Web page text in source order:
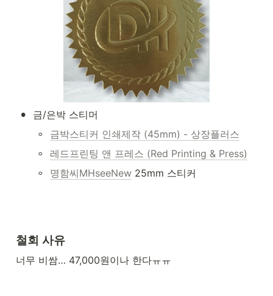
• 금/은박 스티머
◦ 금박스티커 인쇄제작 (45mm) - 상장플러스
◦ 레드프린팅 앤 프레스 (Red Printing & Press)
◦ 명함씨MHseeNew 25mm 스티커
철회 사유
너무 비쌈… 47,000원이나 한다ㅠㅠ